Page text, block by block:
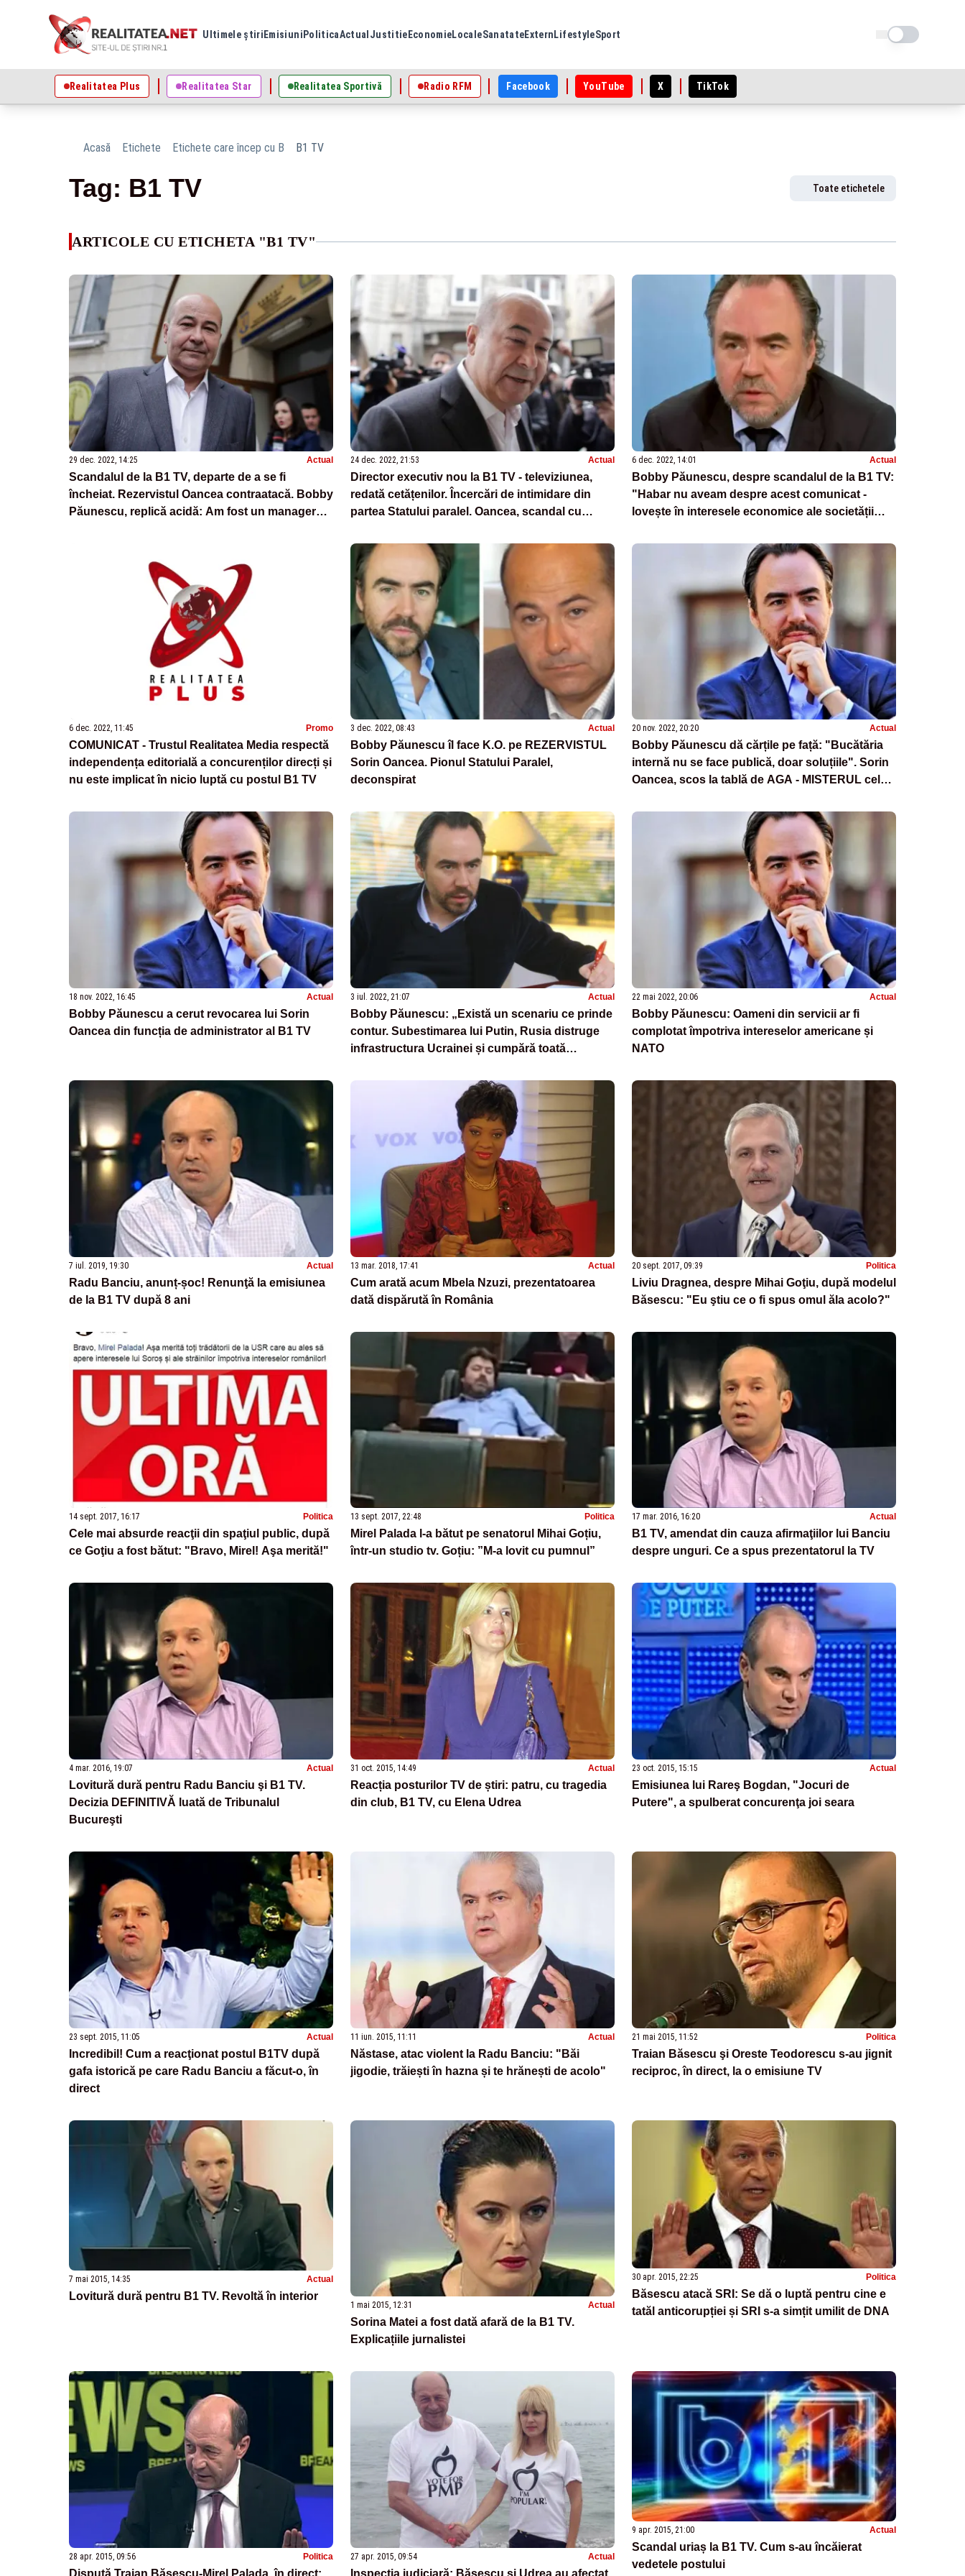
Ultimele știri Emisiuni PoliticaActual Justitie EconomieLocaleSanatateExtern LifestyleSport Schimba tema
Realitatea Plus Realitatea Star Realitatea Sportivă Radio RFM Facebook YouTube X TikTok
Acasă Etichete Etichete care încep cu B B1 TV
Tag: B1 TV Toate etichetele
ARTICOLE CU ETICHETA "B1 TV"
29 dec. 2022, 14:25 Actual
Scandalul de la B1 TV, departe de a se fi
încheiat. Rezervistul Oancea contraatacă. Bobby
Păunescu, replică acidă: Am fost un manager
24 dec. 2022, 21:53 Actual
Director executiv nou la B1 TV - televiziunea,
redată cetățenilor. Încercări de intimidare din
partea Statului paralel. Oancea, scandal cu
6 dec. 2022, 14:01 Actual
Bobby Păunescu, despre scandalul de la B1 TV:
"Habar nu aveam despre acest comunicat -
lovește în interesele economice ale societății
6 dec. 2022, 11:45 Promo
COMUNICAT - Trustul Realitatea Media respectă
independența editorială a concurenților direcți și
nu este implicat în nicio luptă cu postul B1 TV
3 dec. 2022, 08:43 Actual
Bobby Păunescu îl face K.O. pe REZERVISTUL
Sorin Oancea. Pionul Statului Paralel,
deconspirat
20 nov. 2022, 20:20 Actual
Bobby Păunescu dă cărțile pe față: "Bucătăria
internă nu se face publică, doar soluțiile". Sorin
Oancea, scos la tablă de AGA - MISTERUL celor
18 nov. 2022, 16:45 Actual
Bobby Păunescu a cerut revocarea lui Sorin
Oancea din funcția de administrator al B1 TV
3 iul. 2022, 21:07 Actual
Bobby Păunescu: „Există un scenariu ce prinde
contur. Subestimarea lui Putin, Rusia distruge
infrastructura Ucrainei și cumpără toată
22 mai 2022, 20:06 Actual
Bobby Păunescu: Oameni din servicii ar fi
complotat împotriva intereselor americane și
NATO
7 iul. 2019, 19:30 Actual
Radu Banciu, anunț-șoc! Renunţă la emisiunea
de la B1 TV după 8 ani
13 mar. 2018, 17:41 Actual
Cum arată acum Mbela Nzuzi, prezentatoarea
dată dispărută în România
20 sept. 2017, 09:39 Politica
Liviu Dragnea, despre Mihai Goţiu, după modelul
Băsescu: "Eu ştiu ce o fi spus omul ăla acolo?"
14 sept. 2017, 16:17 Politica
Cele mai absurde reacţii din spaţiul public, după
ce Goţiu a fost bătut: "Bravo, Mirel! Aşa merită!"
13 sept. 2017, 22:48 Politica
Mirel Palada l-a bătut pe senatorul Mihai Goțiu,
într-un studio tv. Goțiu: ”M-a lovit cu pumnul”
17 mar. 2016, 16:20 Actual
B1 TV, amendat din cauza afirmaţiilor lui Banciu
despre unguri. Ce a spus prezentatorul la TV
4 mar. 2016, 19:07 Actual
Lovitură dură pentru Radu Banciu şi B1 TV.
Decizia DEFINITIVĂ luată de Tribunalul
Bucureşti
31 oct. 2015, 14:49 Actual
Reacția posturilor TV de știri: patru, cu tragedia
din club, B1 TV, cu Elena Udrea
23 oct. 2015, 15:15 Actual
Emisiunea lui Rareş Bogdan, "Jocuri de
Putere", a spulberat concurenţa joi seara
23 sept. 2015, 11:05 Actual
Incredibil! Cum a reacţionat postul B1TV după
gafa istorică pe care Radu Banciu a făcut-o, în
direct
11 iun. 2015, 11:11 Actual
Năstase, atac violent la Radu Banciu: "Băi
jigodie, trăiești în hazna și te hrănești de acolo"
21 mai 2015, 11:52 Politica
Traian Băsescu şi Oreste Teodorescu s-au jignit
reciproc, în direct, la o emisiune TV
7 mai 2015, 14:35 Actual
Lovitură dură pentru B1 TV. Revoltă în interior
1 mai 2015, 12:31 Actual
Sorina Matei a fost dată afară de la B1 TV.
Explicațiile jurnalistei
30 apr. 2015, 22:25 Politica
Băsescu atacă SRI: Se dă o luptă pentru cine e
tatăl anticorupției și SRI s-a simțit umilit de DNA
28 apr. 2015, 09:56 Politica
Dispută Traian Băsescu-Mirel Palada, în direct:
27 apr. 2015, 09:54 Actual
Inspecția judiciară: Băsescu și Udrea au afectat
9 apr. 2015, 21:00 Actual
Scandal uriaș la B1 TV. Cum s-au încăierat
vedetele postului